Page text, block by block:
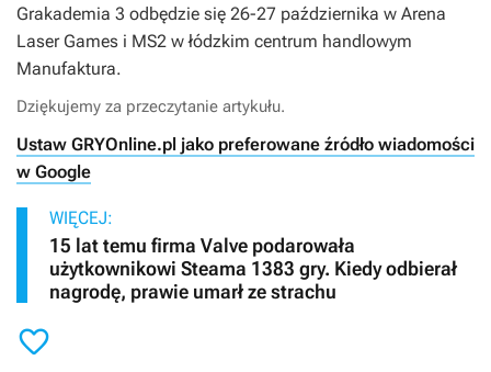
Grakademia 3 odbędzie się 26-27 października w Arena
Laser Games i MS2 w łódzkim centrum handlowym
Manufaktura.
Dziękujemy za przeczytanie artykułu.
Ustaw GRYOnline.pl jako preferowane źródło wiadomości
w Google
WIĘCEJ:
15 lat temu firma Valve podarowała
użytkownikowi Steama 1383 gry. Kiedy odbierał
nagrodę, prawie umarł ze strachu
